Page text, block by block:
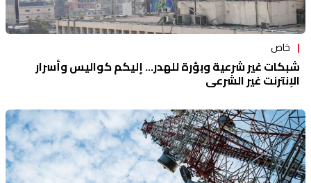
خاص
شبكات غير شرعية وبؤرة للهدر... إليكم كواليس وأسرار
الإنترنت غير الشرعي